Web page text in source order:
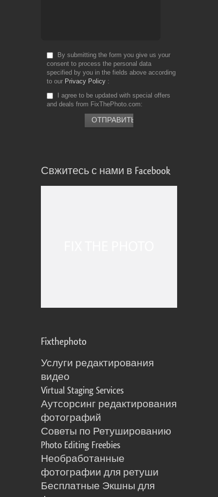
By submitting the form you give us your
consent to process the personal data
specified by you in the fields above according
to our Privacy Policy
I agree to be updated with special offers
and deals from FixThePhoto.com
Свжитесь с нами в Facebook
Fixthephoto
Услуги редактирования
видео
Virtual Staging Services
Аутсорсинг редактирования
фотографий
Советы по Ретушированию
Photo Editing Freebies
Необработанные
фотографии для ретуши
Бесплатные Экшны для